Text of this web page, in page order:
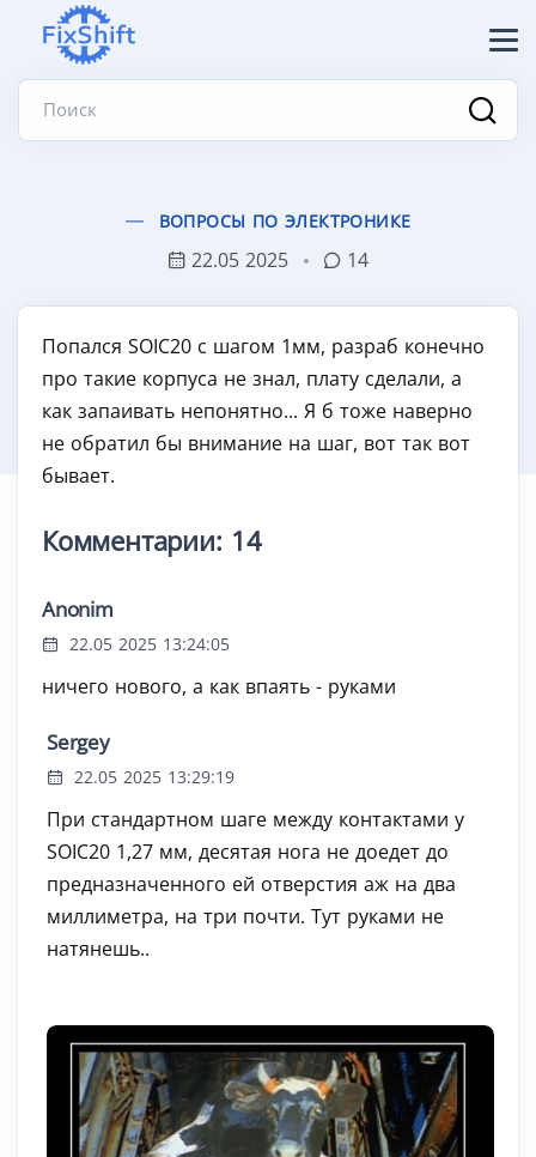
Поиск
ВОПРОСЫ ПО ЭЛЕКТРОНИКЕ
22.05 2025 14
Попался SOIC20 с шагом 1мм, разраб конечно
про такие корпуса не знал, плату сделали, а
как запаивать непонятно... Я б тоже наверно
не обратил бы внимание на шаг, вот так вот
бывает.
Комментарии: 14
Anonim
22.05 2025 13:24:05
ничего нового, а как впаять - руками
Sergey
22.05 2025 13:29:19
При стандартном шаге между контактами у
SOIC20 1,27 мм, десятая нога не доедет до
предназначенного ей отверстия аж на два
миллиметра, на три почти. Тут руками не
натянешь..